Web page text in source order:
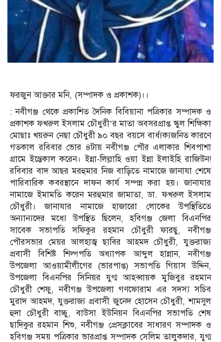
ফরজুন আক্তার মনি, (সম্পাদক ও প্রকাশক)।।
: নবীগঞ্জ থেকে প্রকাশিত দৈনিক বিবিয়ানা পত্রিকার সম্পাদক ও
প্রকাশক ফখরুল ইসলাম চৌধুরী’র মাতা অবসরপ্রাপ্ত স্কুল শিক্ষিকা
মোছাঃ খয়রুন নেছা চৌধুরী ৯০ বছর বয়সে বার্ধ্যক্যজনিত কারণে
গতকাল রবিবার ভোর ৪টায় নবীগঞ্জ পৌর এলাকার শিবপাশা
গ্রামে ইন্তেকাল করেন। ইন্না-লিল্লাহি ওয়া ইন্না ইলাইহি রাজিউন!
রবিবার বাদ আছর মরহুমার নিজ বাড়িতে নামাজে জানাযা শেষে
পারিবারিক কবরস্থানে দাফন কার্য সম্পন্ন করা হয়। জানাযার
নামাজে ইমামতি করেন মরহুমার জামাতা, ডা. ফখরুল ইসলাম
চৌধুরী। জানাযার নামাজে হাজারো লোকের উপস্থিতিতে
অন্যান্যদের মধ্যে উপস্থিত ছিলেন, হবিগঞ্জ জেলা বিএনপির
সাবেক সভাপতি সফিকুর রহমান চৌধুরী ফারছু, নবীগঞ্জ
পৌরসভার মেয়র আলহাজ্ব ছাবির আহমদ চৌধুরী, যুক্তরাজ্য
প্রবাসী বিশিষ্ট শিল্পপতি অধ্যাপক আব্দুল হান্নান, নবীগঞ্জ
উপজেলা আওয়ামীলীগের (ভারপাপ্ত) সভাপতি গিয়াস উদ্দিন,
উপজেলা বিএনপির সিনিয়র যুগ্ম আহব্বায়ক মুজিবুর রহমান
চৌধুরী শেফু, নবীগঞ্জ উপজেলা গণফোরাম এর সদস্য সচিব
মুরাদ আহমদ, যুক্তরাজ্য প্রবাসী জুনেদ হোসেন চৌধুরী, শামসুল
হুদা চৌধুরী বাচ্চু, বাউসা ইউনিয়ন বিএনপির সভাপতি শেষ
ছাদিকুর রহমান শিশু, নবীগঞ্জ প্রেসক্লাবের সাধারণ সম্পাদক ও
হবিগঞ্জ সময় পত্রিকার ভারপ্রাপ্ত সম্পাদক সেলিম তালুকদার, যুগ্ম